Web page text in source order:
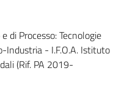
di Processo: Tecnologie
Industria - I.F.O.A. Istituto
(Rif. PA 2019-